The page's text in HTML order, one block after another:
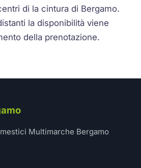
di la cintura di Bergamo.
la disponibilità viene
della prenotazione.
Multimarche Bergamo